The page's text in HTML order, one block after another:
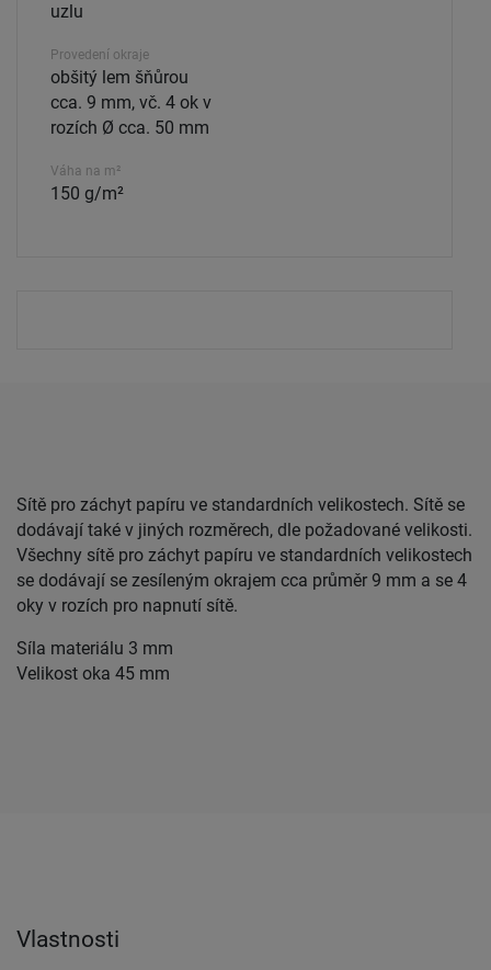
uzlu
Provedení okraje
obšitý lem šňůrou
cca. 9 mm, vč. 4 ok v
rozích Ø cca. 50 mm
Váha na m²
150 g/m²
Sítě pro záchyt papíru ve standardních velikostech. Sítě se
dodávají také v jiných rozměrech, dle požadované velikosti.
Všechny sítě pro záchyt papíru ve standardních velikostech
se dodávají se zesíleným okrajem cca průměr 9 mm a se 4
oky v rozích pro napnutí sítě.
Síla materiálu 3 mm
Velikost oka 45 mm
Vlastnosti